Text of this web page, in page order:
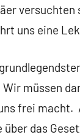
uns eine
müssen
frei macht.
über das